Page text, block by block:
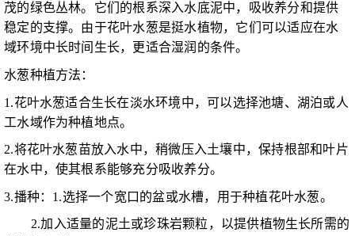
茂的绿色丛林。它们的根系深入水底泥中，吸收养分和提供
稳定的支撑。由于花叶水葱是挺水植物，它们可以适应在水
域环境中长时间生长，更适合湿润的条件。
水葱种植方法：
1.花叶水葱适合生长在淡水环境中，可以选择池塘、湖泊或人
工水域作为种植地点。
2.将花叶水葱苗放入水中，稍微压入土壤中，保持根部和叶片
在水中，使其根系能够充分吸收养分。
3.播种：1.选择一个宽口的盆或水槽，用于种植花叶水葱。
2.加入适量的泥土或珍珠岩颗粒，以提供植物生长所需的